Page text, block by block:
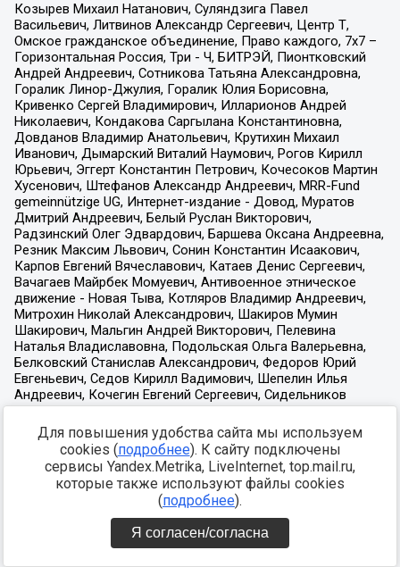
Для повышения удобства сайта мы используем
cookies (подробнее). К сайту подключены
сервисы Yandex.Metrika, LiveInternet, top.mail.ru,
которые также используют файлы cookies
(подробнее).
Я согласен/согласна